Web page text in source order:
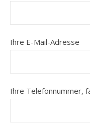
Ihre E-Mail-Adresse
Ihre Telefonnummer,